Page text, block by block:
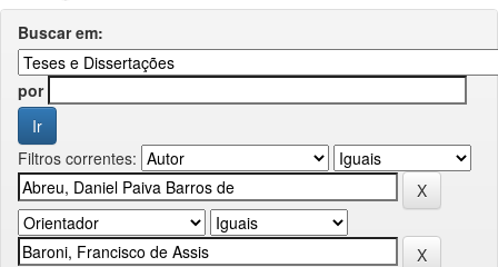
Buscar em:
por
Filtros correntes: